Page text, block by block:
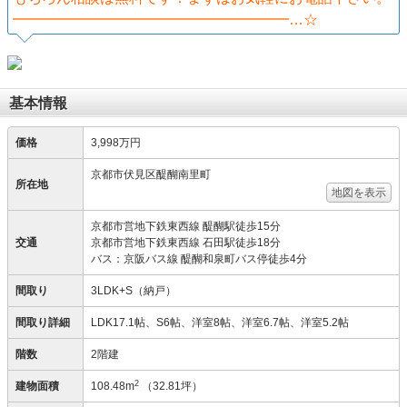
━━━━━━━━━━━━━━━━━━━…☆
基本情報
価格 3,998万円
所在地
京都市伏見区醍醐南里町
地図を表示
交通
京都市営地下鉄東西線 醍醐駅徒歩15分
京都市営地下鉄東西線 石田駅徒歩18分
バス：京阪バス線 醍醐和泉町バス停徒歩4分
間取り 3LDK+S（納戸）
間取り詳細 LDK17.1帖、S6帖、洋室8帖、洋室6.7帖、洋室5.2帖
階数 2階建
建物面積 108.48m2 （32.81坪）